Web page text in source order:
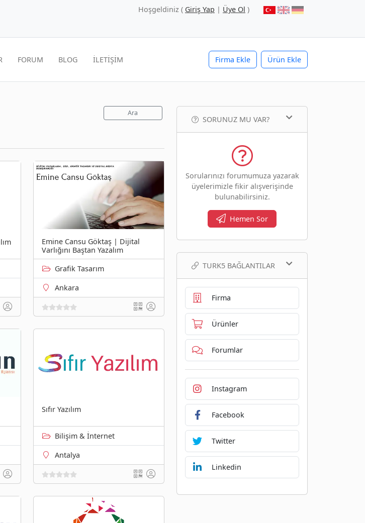
Hoşgeldiniz ( Giriş Yap | Üye Ol )
Firma Ekle Ürün Ekle
FORUM BLOG İLETİŞİM
Ara
Emine Cansu Göktaş | Dijital
Varlığını Baştan Yazalım
Grafik Tasarım
Ankara
Sıfır Yazılım
Bilişim & İnternet
Antalya
SORUNUZ MU VAR?
Sorularınızı forumumuza yazarak
üyelerimizle fikir alışverişinde
bulunabilirsiniz.
Hemen Sor
TURK5 BAĞLANTILAR
Firma
Ürünler
Forumlar
Instagram
Facebook
Twitter
Linkedin